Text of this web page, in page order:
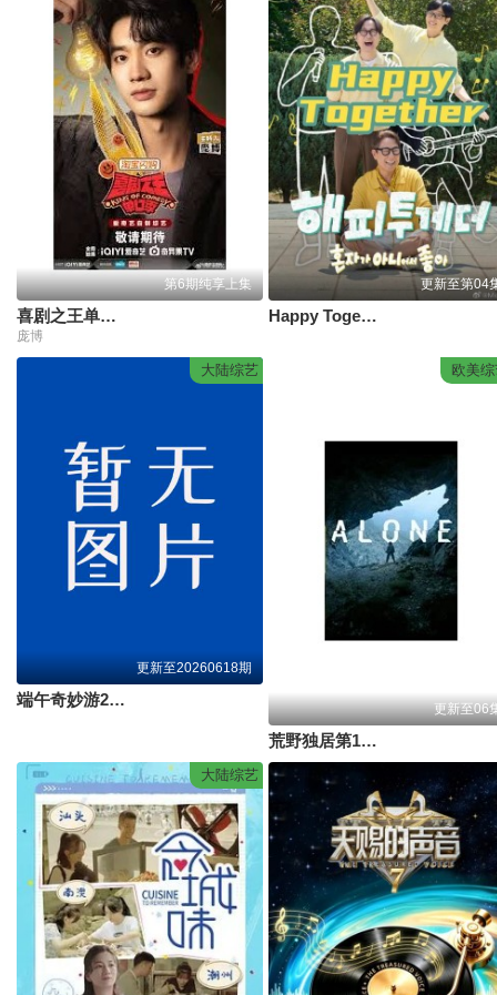
第6期纯享上集
喜剧之王单口季第3季
庞博
更新至第04
Happy Together-不是一个人真好
大陆综艺
更新至20260618期
端午奇妙游2026
欧美
更新至06
荒野独居第13季
大陆综艺